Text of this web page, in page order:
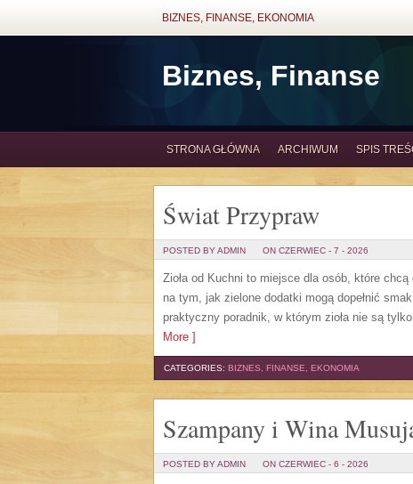
BIZNES, FINANSE, EKONOMIA
Biznes, Finanse
STRONA GŁÓWNA ARCHIWUM SPIS
Świat Przypraw
POSTED BY ADMIN ON CZERWIEC - 7 - 2026
Zioła od Kuchni to miejsce dla osób, które
na tym, jak zielone dodatki mogą dopełnić
praktyczny poradnik, w którym zioła nie są
More ]
CATEGORIES: BIZNES, FINANSE, EKONOMIA
Szampany i Wina
POSTED BY ADMIN ON CZERWIEC - 6 - 2026